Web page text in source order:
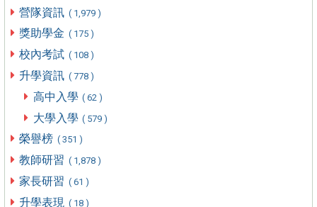
營隊資訊 ( 1,979 )
獎助學金 ( 175 )
校內考試 ( 108 )
升學資訊 ( 778 )
高中入學 ( 62 )
大學入學 ( 579 )
榮譽榜 ( 351 )
教師研習 ( 1,878 )
家長研習 ( 61 )
升學表現 ( 18 )